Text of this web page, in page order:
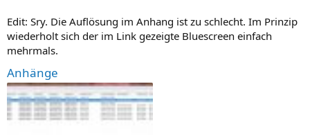
Edit: Sry. Die Auflösung im Anhang ist zu schlecht. Im Prinzip
wiederholt sich der im Link gezeigte Bluescreen einfach
mehrmals.
Anhänge